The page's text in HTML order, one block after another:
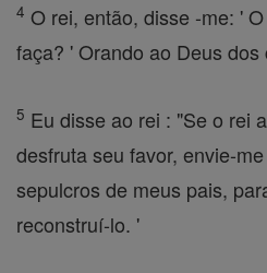
4 O rei, então, disse -me: '
faça? ' Orando ao Deus dos
5 Eu disse ao rei : "Se o rei
desfruta seu favor, envie-
sepulcros de meus pais,
reconstruí-lo. '